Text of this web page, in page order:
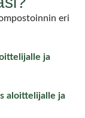
eri
ja
aloittelijalle ja